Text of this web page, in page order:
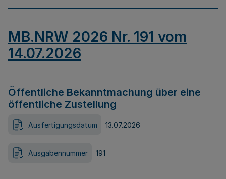
MB.NRW 2026 Nr. 191 vom
14.07.2026
Öffentliche Bekanntmachung über eine
öffentliche Zustellung
Ausfertigungsdatum 13.07.2026
Ausgabennummer 191